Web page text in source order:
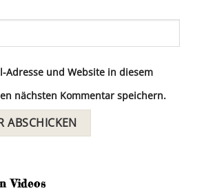
Adresse und Website in diesem
nächsten Kommentar speichern.
Videos